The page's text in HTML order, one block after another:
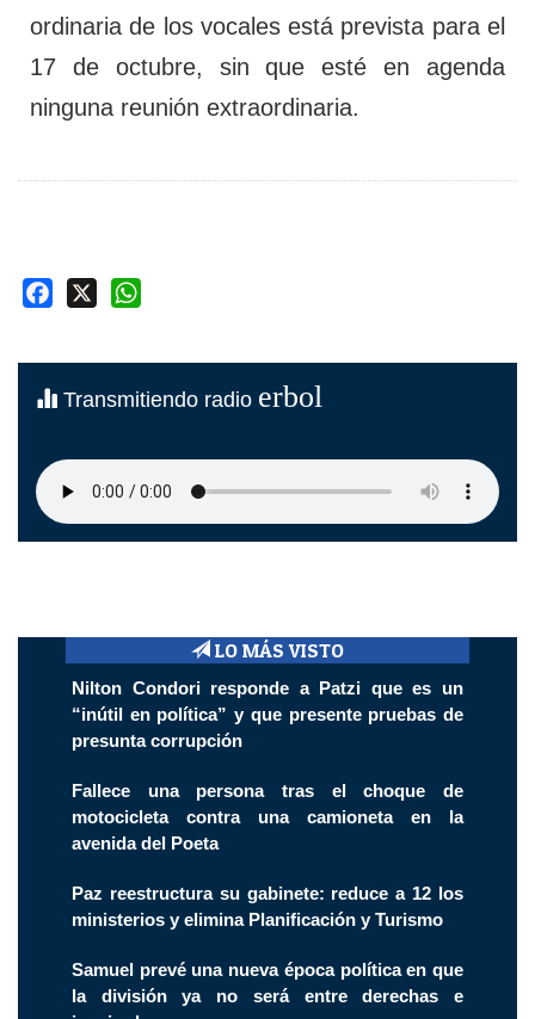
ordinaria de los vocales está prevista para el
17 de octubre, sin que esté en agenda
ninguna reunión extraordinaria.
Facebook
Transmitiendo radio erbol
LO MÁS VISTO
Nilton Condori responde a Patzi que es un
“inútil en política” y que presente pruebas de
presunta corrupción
Fallece una persona tras el choque de
motocicleta contra una camioneta en la
avenida del Poeta
Paz reestructura su gabinete: reduce a 12 los
ministerios y elimina Planificación y Turismo
Samuel prevé una nueva época política en que
la división ya no será entre derechas e